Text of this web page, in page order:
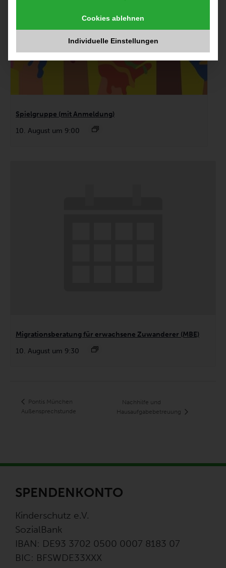
Spielgruppe (mit Anmeldung)
10. August um 9:00
Migrationsberatung für erwachsene Zuwanderer (MBE)
10. August um 9:30
Pontis München
Außensprechstunde
Nachhilfe und
Hausaufgabebetreuung
SPENDENKONTO
Kinderschutz e.V.
SozialBank
IBAN: DE93 3702 0500 0007 8183 07
BIC: BFSWDE33XXX
Cookies ablehnen
Individuelle Einstellungen